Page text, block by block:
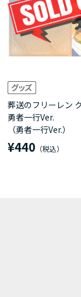
葬送のフリーレン
勇者一行Ver.
（勇者一行Ver.）
¥440